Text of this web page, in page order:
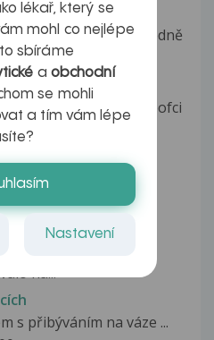
na Vás s prosbou ohledně
měsíc...
50 1 tbl , mám hypofci
Vás zeptat, asi za 4
jím...
používání léku
na...
s přibýváním na váze ...
lékař, který se
mohl co nejlépe
sbíráme
a obchodní
se mohli
a tím vám lépe
Nastavení